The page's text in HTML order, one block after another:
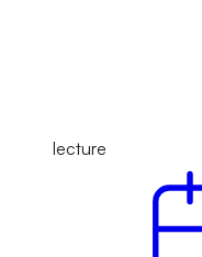
lecture